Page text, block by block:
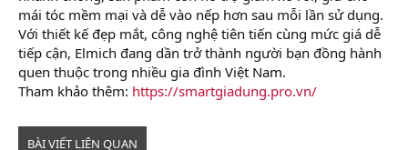
mái tóc mềm mại và dễ vào nếp hơn sau mỗi lần sử dụng.
Với thiết kế đẹp mắt, công nghệ tiên tiến cùng mức giá dễ
tiếp cận, Elmich đang dần trở thành người bạn đồng hành
quen thuộc trong nhiều gia đình Việt Nam.
Tham khảo thêm: https://smartgiadung.pro.vn/
BÀI VIẾT LIÊN QUAN